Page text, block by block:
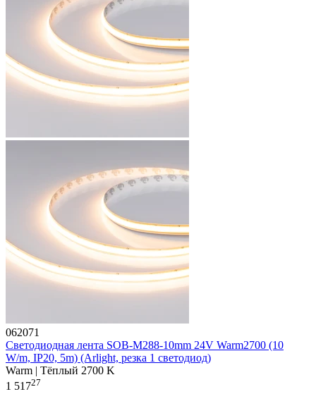
062071
Светодиодная лента SOB-M288-10mm 24V Warm2700 (10
W/m, IP20, 5m) (Arlight, резка 1 светодиод)
Warm | Тёплый 2700 K
1 51727